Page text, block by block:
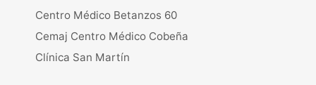
Centro Médico Betanzos 60
Cemaj Centro Médico Cobeña
Clínica San Martín